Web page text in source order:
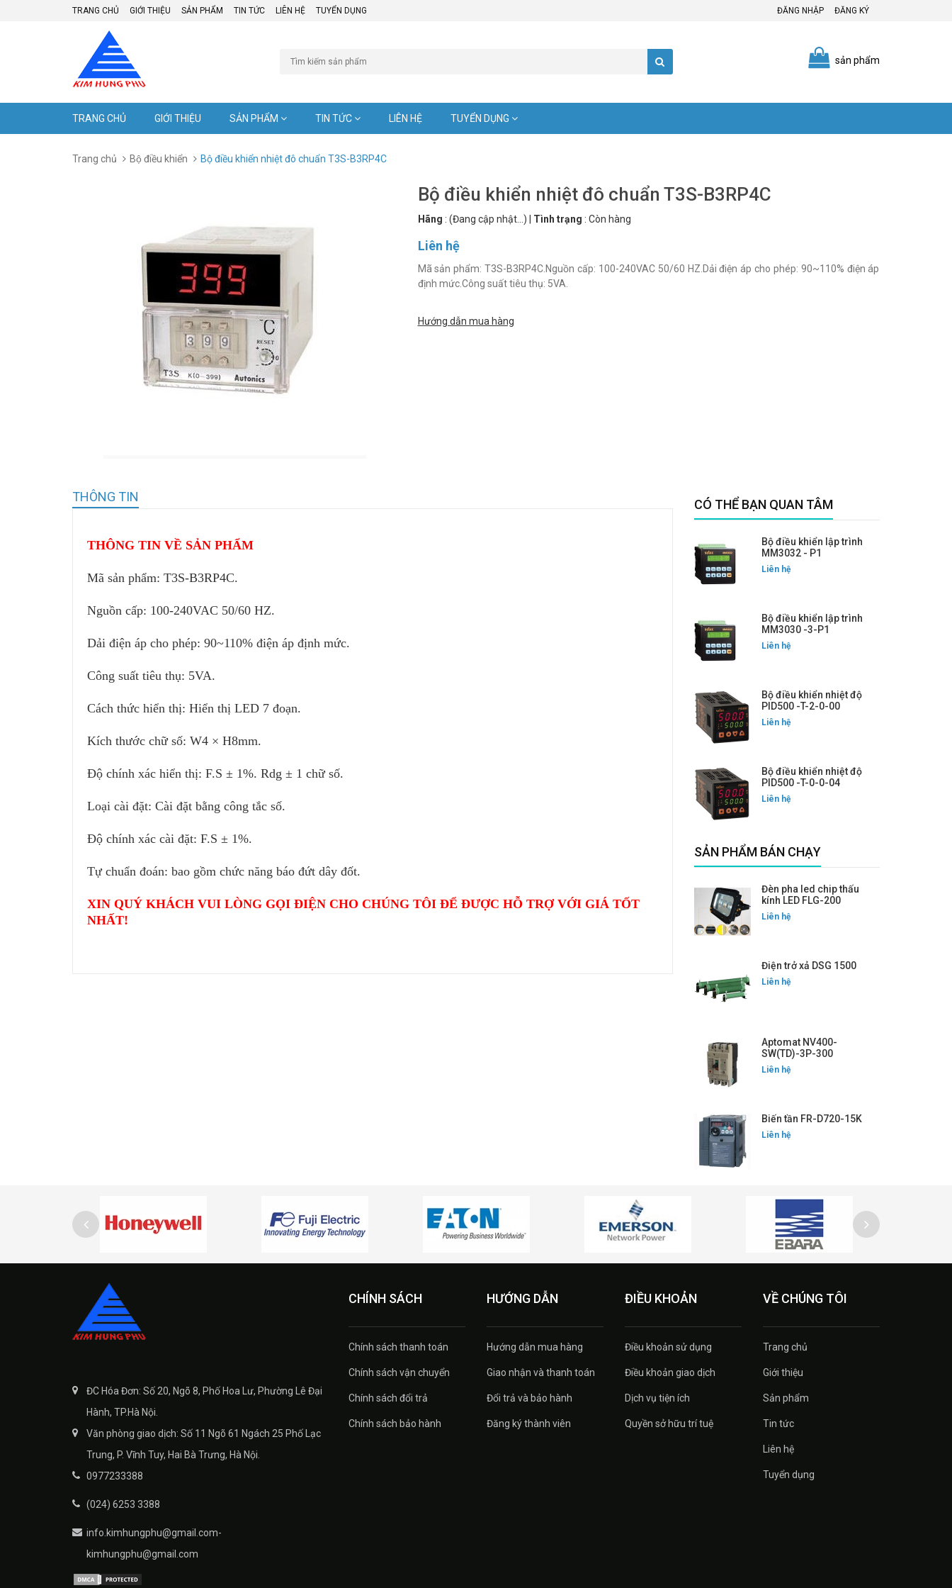
TRANG CHỦ GIỚI THIỆU SẢN PHẨM TIN TỨC LIÊN HỆ TUYỂN DỤNG ĐĂNG NHẬP ĐĂNG KÝ
sản phẩm
TRANG CHỦ GIỚI THIỆU SẢN PHẨM TIN TỨC LIÊN HỆ TUYỂN DỤNG
Trang chủ Bộ điều khiển Bộ điều khiển nhiệt đô chuẩn T3S-B3RP4C
Bộ điều khiển nhiệt đô chuẩn T3S-B3RP4C
Hãng : (Đang cập nhật...) Tình trạng : Còn hàng
Liên hệ
Mã sản phẩm: T3S-B3RP4C.Nguồn cấp: 100-240VAC 50/60 HZ.Dải điện áp cho phép: 90~110% điện áp
định mức.Công suất tiêu thụ: 5VA.
Hướng dẫn mua hàng
THÔNG TIN
THÔNG TIN VỀ SẢN PHẨM
Mã sản phẩm: T3S-B3RP4C.
Nguồn cấp: 100-240VAC 50/60 HZ.
Dải điện áp cho phép: 90~110% điện áp định mức.
Công suất tiêu thụ: 5VA.
Cách thức hiển thị: Hiển thị LED 7 đoạn.
Kích thước chữ số: W4 × H8mm.
Độ chính xác hiển thị: F.S ± 1%. Rdg ± 1 chữ số.
Loại cài đặt: Cài đặt bằng công tắc số.
Độ chính xác cài đặt: F.S ± 1%.
Tự chuẩn đoán: bao gồm chức năng báo đứt dây đốt.
XIN QUÝ KHÁCH VUI LÒNG GỌI ĐIỆN CHO CHÚNG TÔI ĐỂ ĐƯỢC HỖ TRỢ VỚI GIÁ TỐT
NHẤT!
CÓ THỂ BẠN QUAN TÂM
Bộ điều khiển lập trình
MM3032 - P1
Liên hệ
Bộ điều khiển lập trình
MM3030 -3-P1
Liên hệ
Bộ điều khiển nhiệt độ
PID500 -T-2-0-00
Liên hệ
Bộ điều khiển nhiệt độ
PID500 -T-0-0-04
Liên hệ
SẢN PHẨM BÁN CHẠY
Đèn pha led chip thấu
kính LED FLG-200
Liên hệ
Điện trở xả DSG 1500
Liên hệ
Aptomat NV400-
SW(TD)-3P-300
Liên hệ
Biến tần FR-D720-15K
Liên hệ
ĐC Hóa Đơn: Số 20, Ngõ 8, Phố Hoa Lư, Phường Lê Đại
Hành, TP.Hà Nội.
Văn phòng giao dịch: Số 11 Ngõ 61 Ngách 25 Phố Lạc
Trung, P. Vĩnh Tuy, Hai Bà Trưng, Hà Nội.
0977233388
(024) 6253 3388
info.kimhungphu@gmail.com-
kimhungphu@gmail.com
CHÍNH SÁCH
Chính sách thanh toán
Chính sách vận chuyển
Chính sách đổi trả
Chính sách bảo hành
HƯỚNG DẪN
Hướng dẫn mua hàng
Giao nhận và thanh toán
Đổi trả và bảo hành
Đăng ký thành viên
ĐIỀU KHOẢN
Điều khoản sử dụng
Điều khoản giao dịch
Dịch vụ tiện ích
Quyền sở hữu trí tuệ
VỀ CHÚNG TÔI
Trang chủ
Giới thiệu
Sản phẩm
Tin tức
Liên hệ
Tuyển dụng